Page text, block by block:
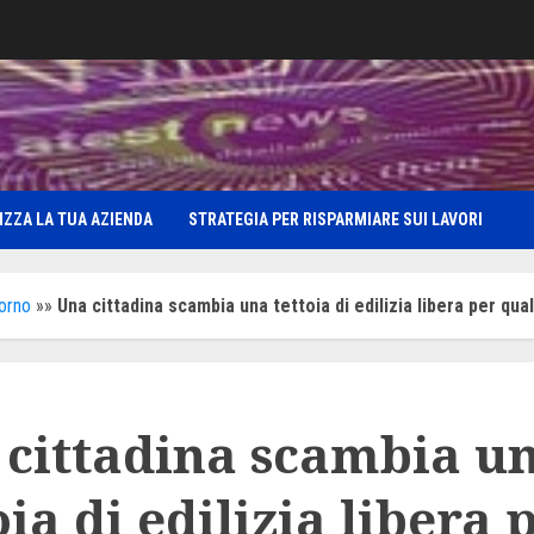
LA TUA AZIENDA STRATEGIA PER RISPARMIARE SUI LAVORI
»» Una cittadina scambia una tettoia di edilizia libera per
scambia
di edilizia libera